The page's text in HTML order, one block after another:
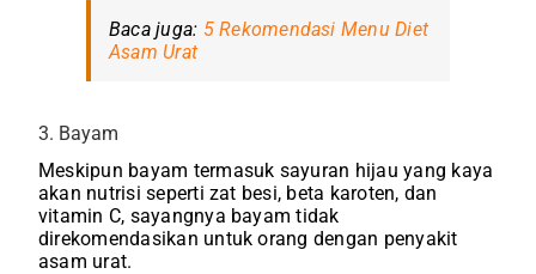
Baca juga: 5 Rekomendasi Menu Diet
Asam Urat
3. Bayam
Meskipun bayam termasuk sayuran hijau yang kaya
akan nutrisi seperti zat besi, beta karoten, dan
vitamin C, sayangnya bayam tidak
direkomendasikan untuk orang dengan penyakit
asam urat.